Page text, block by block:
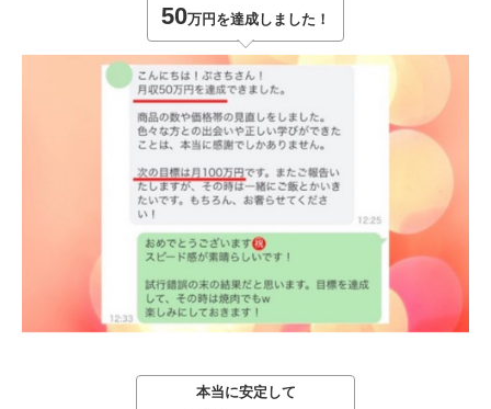
50万円を達成しました！
本当に安定して